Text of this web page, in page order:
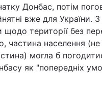
Донбас, потім
вже для України. З
території без
частина населення (не
могла б
як "попередніх